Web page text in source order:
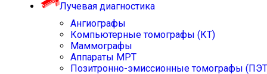
Лучевая диагностика
Ангиографы
Компьютерные томографы (КТ)
Маммографы
Аппараты МРТ
Позитронно-эмиссионные томографы